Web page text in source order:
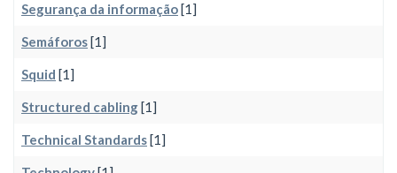
Segurança da informação[1]
Semáforos[1]
Squid [1]
Structured cabling[1]
Technical Standards[1]